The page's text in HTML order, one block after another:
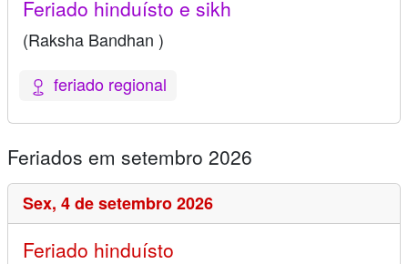
Feriado hinduísto e sikh
(Raksha Bandhan )
feriado regional
Feriados em setembro 2026
Sex, 4 de setembro 2026
Feriado hinduísto